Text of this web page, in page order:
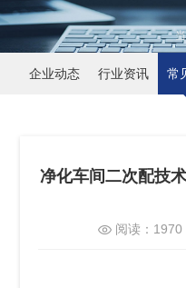
企业动态 行业资讯 常
净化车间二次配技
阅读： 1970